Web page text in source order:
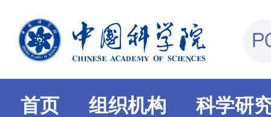
首页 组织机构 科学研